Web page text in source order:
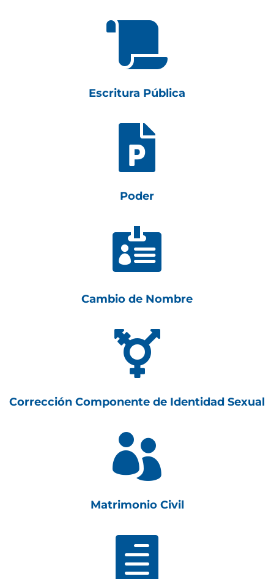

Escritura Pública

Poder

Cambio de Nombre

Corrección Componente de Identidad Sexual

Matrimonio Civil
